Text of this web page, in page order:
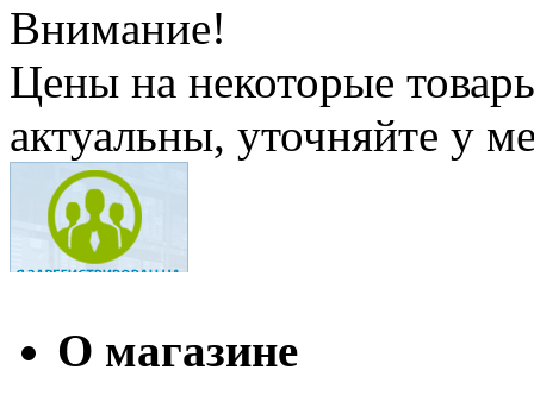
Внимание!
Цены на некоторые
актуальны, уточняйте у
О магазине